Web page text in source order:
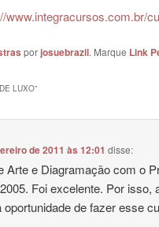
www.integracursos.com.br/
porjosuebrazil. Marque Link
LUXO”
de 2011 às 12:01 disse:
Arte e Diagramação com o
Foi excelente. Por isso,
de fazer esse